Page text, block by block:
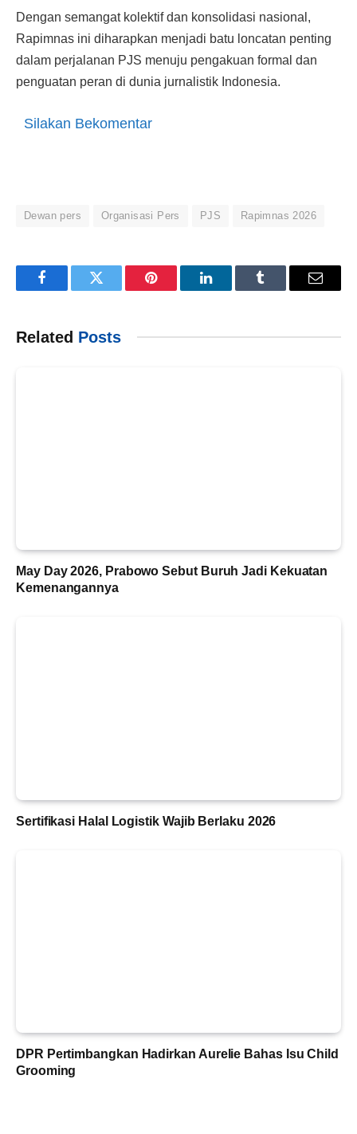
Dengan semangat kolektif dan konsolidasi nasional,
Rapimnas ini diharapkan menjadi batu loncatan penting
dalam perjalanan PJS menuju pengakuan formal dan
penguatan peran di dunia jurnalistik Indonesia.
Silakan Bekomentar
Dewan pers Organisasi Pers PJS Rapimnas 2026
FacebookTwitter Pinterest LinkedInTumblr Email
Related Posts
May Day 2026, Prabowo Sebut Buruh Jadi Kekuatan
Kemenangannya
Sertifikasi Halal Logistik Wajib Berlaku 2026
DPR Pertimbangkan Hadirkan Aurelie Bahas Isu Child
Grooming